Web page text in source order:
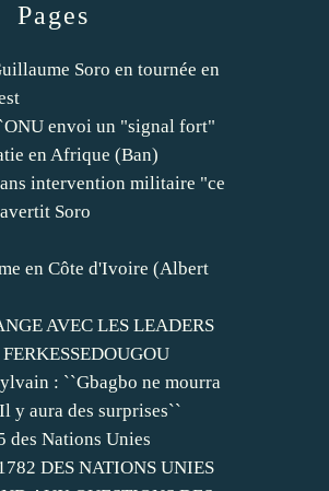
Pages
Soro en tournée en
envoi un "signal fort"
en Afrique (Ban)
intervention militaire "ce
Soro
en Côte d'Ivoire (Albert
AVEC LES LEADERS
: ``Gbagbo ne mourra
y aura des surprises``
des Nations Unies
DES NATIONS UNIES